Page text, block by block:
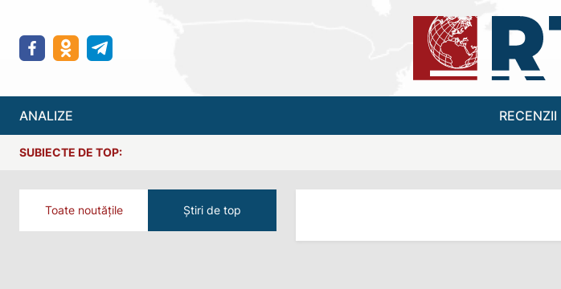
ANALIZE RECENZII
SUBIECTE DE TOP:
Toate noutățile Știri de top